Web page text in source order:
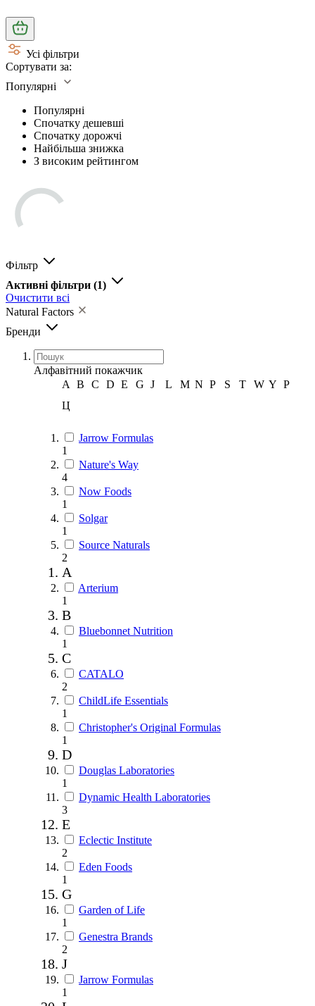
Усі фільтри
Сортувати за:
Популярні
Популярні
Спочатку дешевші
Спочатку дорожчі
Найбільша знижка
З високим рейтингом
Фільтр
Активні фільтри (1)
Очистити всі
Natural Factors
Бренди
Алфавітний покажчик
A
B C D E G J L M N P S T W Y Р
Ц
Jarrow Formulas
1
Nature's Way
4
Now Foods
1
Solgar
1
Source Naturals
2
A
Arterium
1
B
Bluebonnet Nutrition
1
C
CATALO
2
ChildLife Essentials
1
Christopher's Original Formulas
1
D
Douglas Laboratories
1
Dynamic Health Laboratories
3
E
Eclectic Institute
2
Eden Foods
1
G
Garden of Life
1
Genestra Brands
2
J
Jarrow Formulas
1